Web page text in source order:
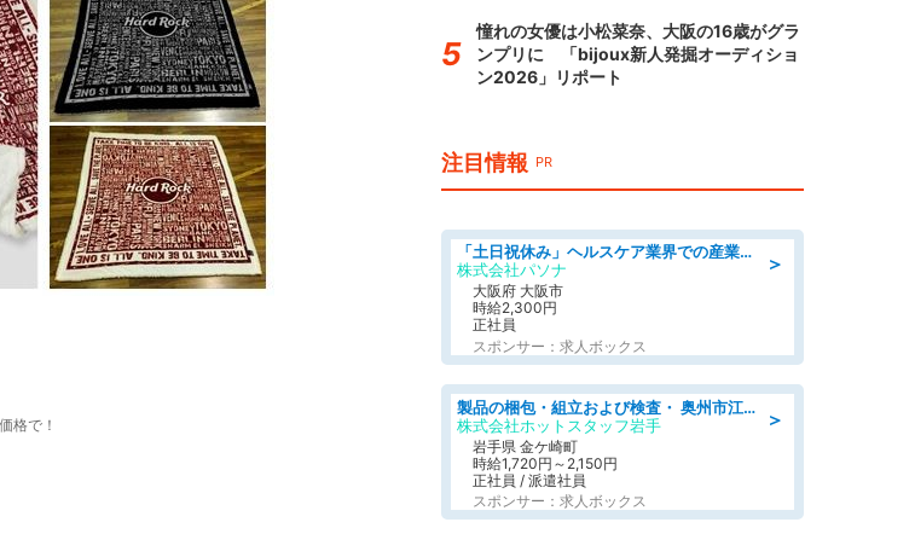
格で！
憧れの女優は小松菜奈、大阪の16歳がグラ
ンプリに 「bijoux新人発掘オーディショ
ン2026」リポート
注目情報 PR
＞
「土日祝休み」ヘルスケア業界での産業保健師業務/看護師/高時給/要資格:正看護師
株式会社パソナ
大阪府 大阪市
時給2,300円
正社員
スポンサー：求人ボックス
＞
製品の梱包・組立および検査・ 奥州市江刺/大手企業で長期安定 梱包・検査・組立/半年経過毎に5万円の報奨金有
株式会社ホットスタッフ岩手
岩手県 金ケ崎町
時給1,720円～2,150円
正社員 / 派遣社員
スポンサー：求人ボックス